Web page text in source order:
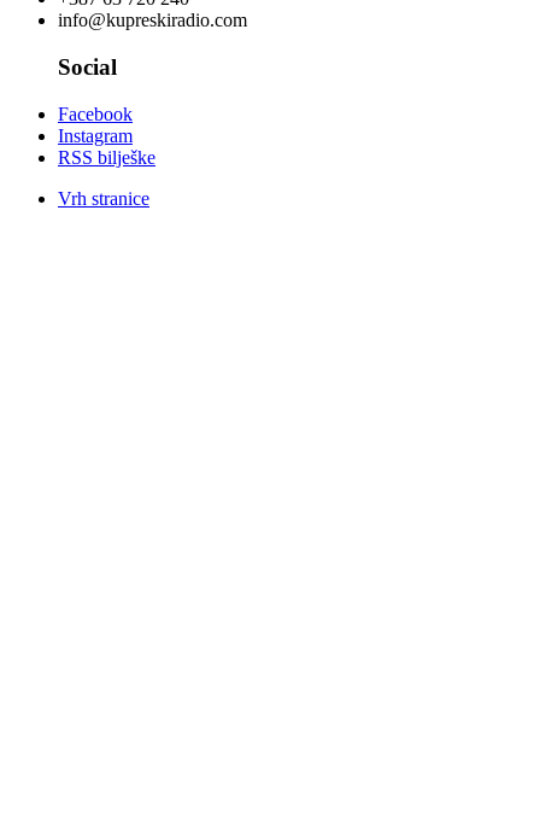
info@kupreskiradio.com
Social
Facebook
Instagram
RSS bilješke
Vrh stranice